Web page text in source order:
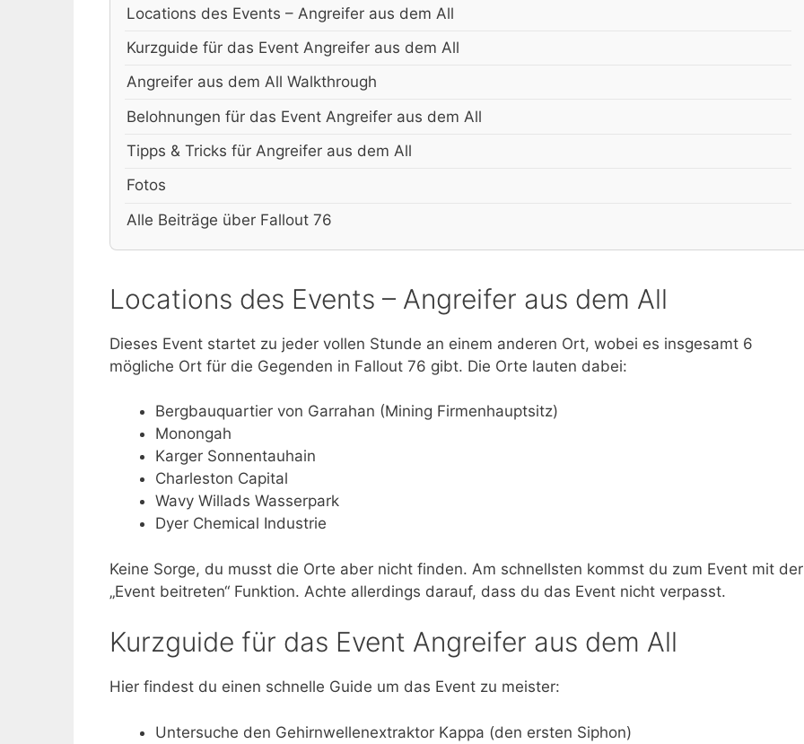
Locations des Events – Angreifer aus dem All
Kurzguide für das Event Angreifer aus dem All
Angreifer aus dem All Walkthrough
Belohnungen für das Event Angreifer aus dem All
Tipps & Tricks für Angreifer aus dem All
Fotos
Alle Beiträge über Fallout 76
Locations des Events – Angreifer aus dem All
Dieses Event startet zu jeder vollen Stunde an einem anderen Ort, wobei es insgesamt 6
mögliche Ort für die Gegenden in Fallout 76 gibt. Die Orte lauten dabei:
Bergbauquartier von Garrahan (Mining Firmenhauptsitz)
Monongah
Karger Sonnentauhain
Charleston Capital
Wavy Willads Wasserpark
Dyer Chemical Industrie
Keine Sorge, du musst die Orte aber nicht finden. Am schnellsten kommst du zum Event mit der
„Event beitreten“ Funktion. Achte allerdings darauf, dass du das Event nicht verpasst.
Kurzguide für das Event Angreifer aus dem All
Hier findest du einen schnelle Guide um das Event zu meister:
Untersuche den Gehirnwellenextraktor Kappa (den ersten Siphon)